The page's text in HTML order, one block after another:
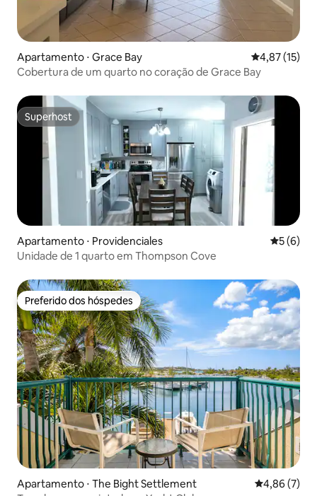
Apartamento ⋅ Grace Bay 4,87 de uma
4,87 (15)
Cobertura de um quarto no coração de Grace Bay
Superhost
Superhost
Apartamento ⋅ Providenciales 5 de
5 (6)
Unidade de 1 quarto em Thompson Cove
Preferido dos hóspedes
Preferido dos hóspedes
Apartamento ⋅ The Bight Settlement 4,86 de uma
4,86 (7)